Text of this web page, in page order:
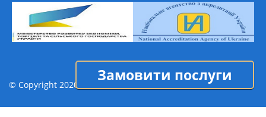
© Copyright 2020
Замовити послуги